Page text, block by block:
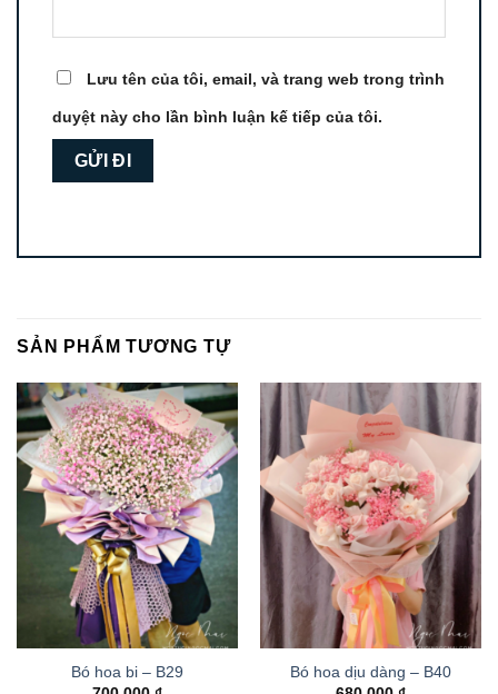
Lưu tên của tôi, email, và trang web trong trình
duyệt này cho lần bình luận kế tiếp của tôi.
SẢN PHẨM TƯƠNG TỰ
Bó hoa bi – B29
Bó hoa dịu dàng – B40